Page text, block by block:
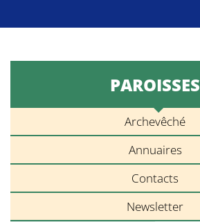
PAROISSES
Archevêché
Annuaires
Contacts
Newsletter